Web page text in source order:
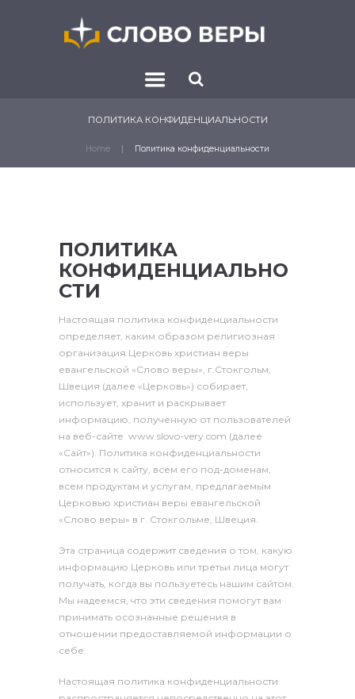
ПОЛИТИКА КОНФИДЕНЦИАЛЬНОСТИ
Home Политика конфиденциальности
ПОЛИТИКА
КОНФИДЕНЦИАЛЬНО
СТИ
Настоящая политика конфиденциальности
определяет, каким образом религиозная
организация Церковь христиан веры
евангельской «Слово веры», г.Стокгольм,
Швеция (далее «Церковь») собирает,
использует, хранит и раскрывает
информацию, полученную от пользователей
на веб-сайте www.slovo-very.com (далее
«Сайт»). Политика конфиденциальности
относится к сайту, всем его под-доменам,
всем продуктам и услугам, предлагаемым
Церковью христиан веры евангельской
«Слово веры» в г. Стокгольме, Швеция.
Эта страница содержит сведения о том, какую
информацию Церковь или третьи лица могут
получать, когда вы пользуетесь нашим сайтом.
Мы надеемся, что эти сведения помогут вам
принимать осознанные решения в
отношении предоставляемой информации о
себе.
Настоящая политика конфиденциальности